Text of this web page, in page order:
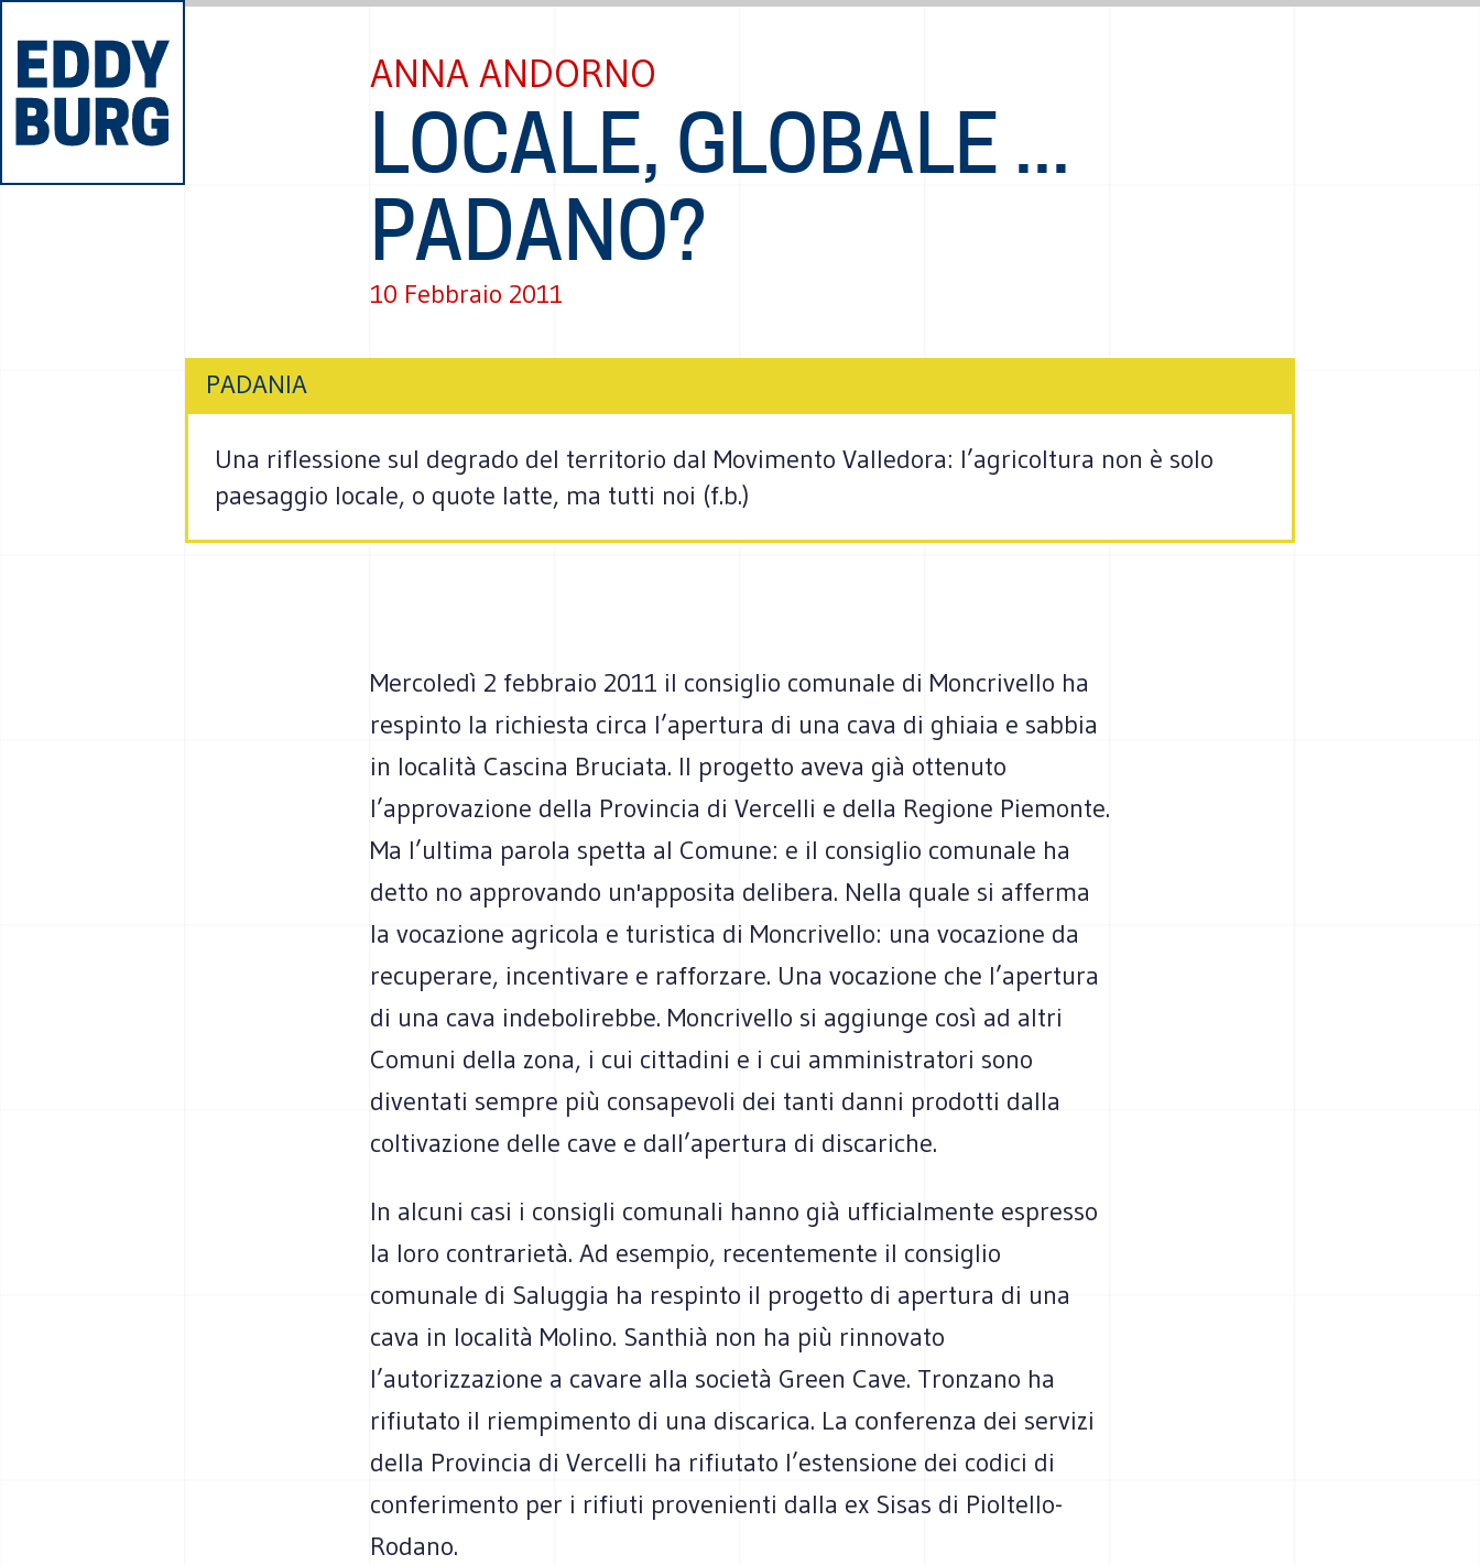
ANNA ANDORNO
LOCALE, GLOBALE ...
PADANO?
10 Febbraio 2011
PADANIA
Una riflessione sul degrado del territorio dal Movimento Valledora: l’agricoltura non è solo
paesaggio locale, o quote latte, ma tutti noi (f.b.)
Mercoledì 2 febbraio 2011 il consiglio comunale di Moncrivello ha
respinto la richiesta circa l’apertura di una cava di ghiaia e sabbia
in località Cascina Bruciata. Il progetto aveva già ottenuto
l’approvazione della Provincia di Vercelli e della Regione Piemonte.
Ma l’ultima parola spetta al Comune: e il consiglio comunale ha
detto no approvando un'apposita delibera. Nella quale si afferma
la vocazione agricola e turistica di Moncrivello: una vocazione da
recuperare, incentivare e rafforzare. Una vocazione che l’apertura
di una cava indebolirebbe. Moncrivello si aggiunge così ad altri
Comuni della zona, i cui cittadini e i cui amministratori sono
diventati sempre più consapevoli dei tanti danni prodotti dalla
coltivazione delle cave e dall’apertura di discariche.
In alcuni casi i consigli comunali hanno già ufficialmente espresso
la loro contrarietà. Ad esempio, recentemente il consiglio
comunale di Saluggia ha respinto il progetto di apertura di una
cava in località Molino. Santhià non ha più rinnovato
l’autorizzazione a cavare alla società Green Cave. Tronzano ha
rifiutato il riempimento di una discarica. La conferenza dei servizi
della Provincia di Vercelli ha rifiutato l’estensione dei codici di
conferimento per i rifiuti provenienti dalla ex Sisas di Pioltello-
Rodano.